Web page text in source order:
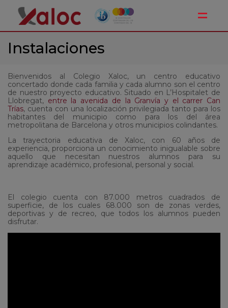
Instalaciones
Bienvenidos al Colegio Xaloc, un centro educativo
concertado donde cada familia y cada alumno son el centro
de nuestro proyecto educativo. Situado en L’Hospitalet de
Llobregat, entre la avenida de la Granvía y el carrer Can
Trías, cuenta con una localización privilegiada tanto para los
habitantes del municipio como para los del área
metropolitana de Barcelona y otros municipios colindantes.
La trayectoria educativa de Xaloc, con 60 años de
experiencia, proporciona un conocimiento inigualable sobre
aquello que necesitan nuestros alumnos para su
aprendizaje académico, profesional, personal y social.
El colegio cuenta con 87.000 metros cuadrados de
superficie, de los cuales 68.000 son de zonas verdes,
deportivas y de recreo, que todos los alumnos pueden
disfrutar.